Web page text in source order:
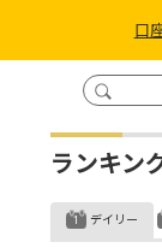
口
ランキン
デイリー